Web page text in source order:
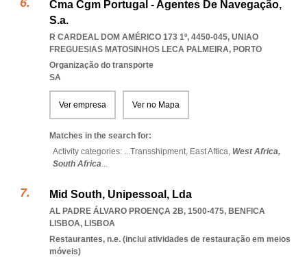
Cma Cgm Portugal - Agentes De Navegação,
S.a.
R CARDEAL DOM AMÉRICO 173 1º, 4450-045, UNIAO
FREGUESIAS MATOSINHOS LECA PALMEIRA, PORTO
Organização do transporte
SA
Ver empresa Ver no Mapa
Matches in the search for:
Activity categories: ...Transshipment, East Aftica, West Africa,
South Africa...
Mid South, Unipessoal, Lda
AL PADRE ÁLVARO PROENÇA 2B, 1500-475, BENFICA
LISBOA, LISBOA
Restaurantes, n.e. (inclui atividades de restauração em meios
móveis)